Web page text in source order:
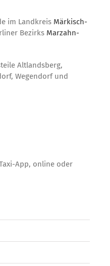
im Landkreis Märkisch-
Bezirks Marzahn-
Altlandsberg,
Wegendorf und
App, online oder